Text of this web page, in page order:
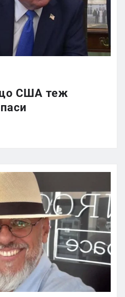
США теж